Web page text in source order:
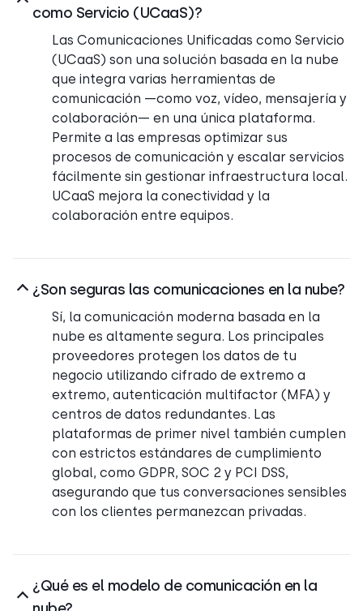
como Servicio (UCaaS)?
Las Comunicaciones Unificadas como Servicio
(UCaaS) son una solución basada en la nube
que integra varias herramientas de
comunicación —como voz, vídeo, mensajería y
colaboración— en una única plataforma.
Permite a las empresas optimizar sus
procesos de comunicación y escalar servicios
fácilmente sin gestionar infraestructura local.
UCaaS mejora la conectividad y la
colaboración entre equipos.
¿Son seguras las comunicaciones en la nube?
Sí, la comunicación moderna basada en la
nube es altamente segura. Los principales
proveedores protegen los datos de tu
negocio utilizando cifrado de extremo a
extremo, autenticación multifactor (MFA) y
centros de datos redundantes. Las
plataformas de primer nivel también cumplen
con estrictos estándares de cumplimiento
global, como GDPR, SOC 2 y PCI DSS,
asegurando que tus conversaciones sensibles
con los clientes permanezcan privadas.
¿Qué es el modelo de comunicación en la